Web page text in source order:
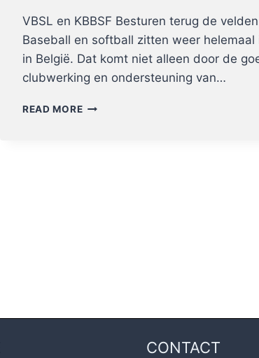
VBSL en KBBSF Besturen terug de
Baseball en softball zitten weer
in België. Dat komt niet alleen door de
clubwerking en ondersteuning van…
READ MOREVBSL
CONTACT